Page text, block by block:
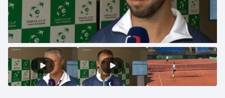
Olympijské hry
Parasport
Plavání
Plážový volejbal